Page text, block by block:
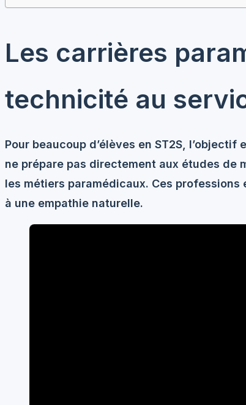
Les carrières
technicité au
Pour beaucoup d’élèves en ST2S,
ne prépare pas directement aux études de
les métiers paramédicaux. Ces professions
à une empathie naturelle.